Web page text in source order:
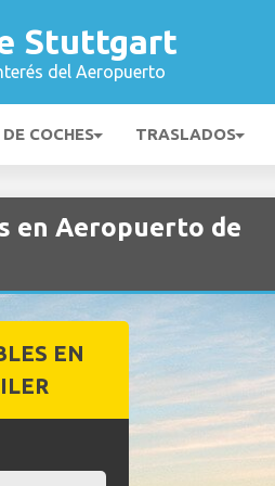
Stuttgart
del Aeropuerto
COCHES TRASLADOS
en Aeropuerto de
EN